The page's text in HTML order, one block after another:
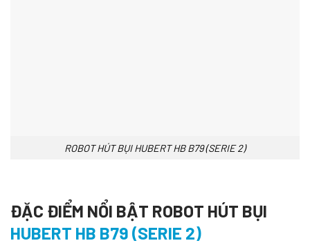
ROBOT HÚT BỤI HUBERT HB B79 (SERIE 2)
ĐẶC ĐIỂM NỔI BẬT ROBOT HÚT BỤI
HUBERT HB B79 (SERIE 2)